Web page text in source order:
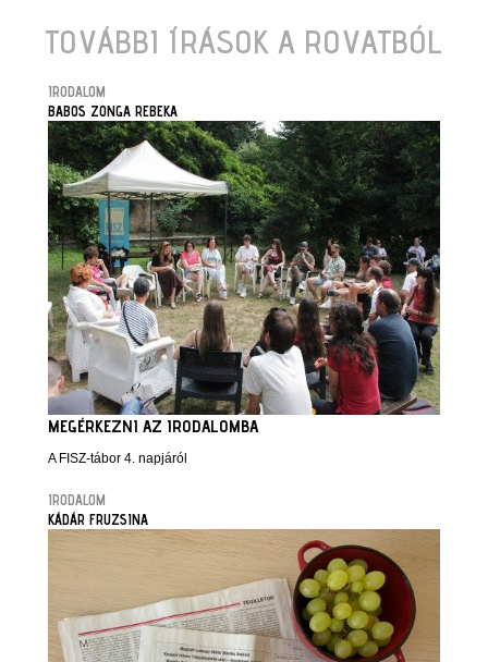
TOVÁBBI ÍRÁSOK A ROVATBÓL
IRODALOM
BABOS ZONGA REBEKA
MEGÉRKEZNI AZ IRODALOMBA
A FISZ-tábor 4. napjáról
IRODALOM
KÁDÁR FRUZSINA